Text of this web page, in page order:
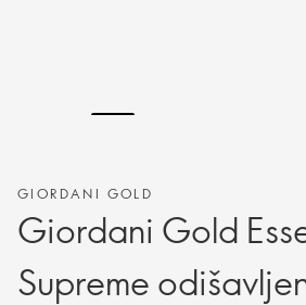
GIORDANI GOLD
Giordani Gold
Supreme